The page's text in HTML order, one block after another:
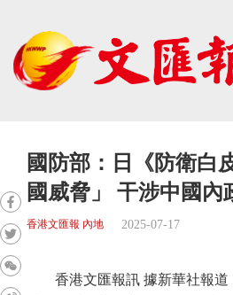
國防部：日《防衛白
國威脅」 干涉中國內
香港文匯報 內地 2025-07-17
香港文匯報訊 據新華社報道